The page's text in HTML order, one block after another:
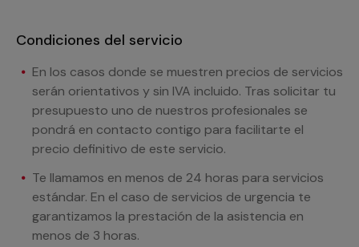
Condiciones del servicio
En los casos donde se muestren precios de servicios
serán orientativos y sin IVA incluido. Tras solicitar tu
presupuesto uno de nuestros profesionales se
pondrá en contacto contigo para facilitarte el
precio definitivo de este servicio.
Te llamamos en menos de 24 horas para servicios
estándar. En el caso de servicios de urgencia te
garantizamos la prestación de la asistencia en
menos de 3 horas.